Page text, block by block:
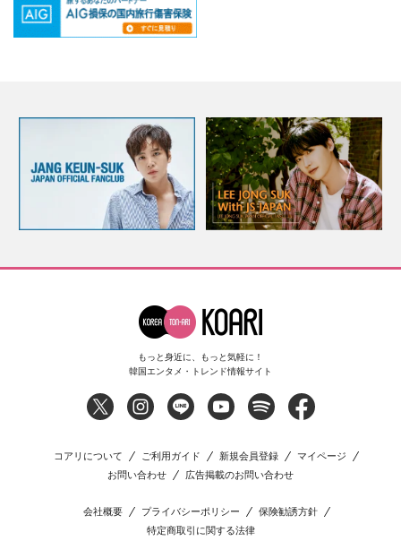
もっと身近に、もっと気軽に！
韓国エンタメ・トレンド情報サイト
コアリについて ご利用ガイド 新規会員登録
マイページ
お問い合わせ
広告掲載のお問い合わせ
会社概要 プライバシーポリシー
保険勧誘方針
特定商取引に関する法律